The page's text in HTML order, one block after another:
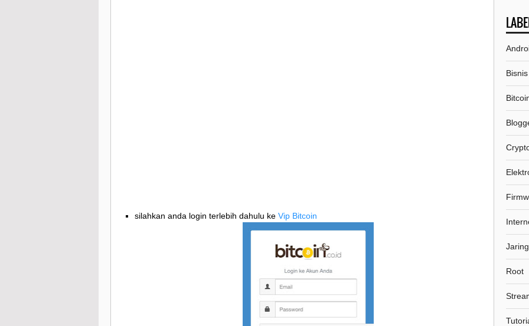
silahkan anda login terlebih dahulu ke Vip Bitcoin
Root